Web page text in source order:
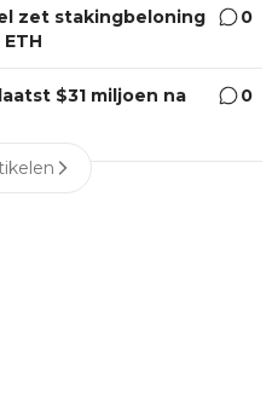
zet stakingbeloning
0
$31 miljoen na
0